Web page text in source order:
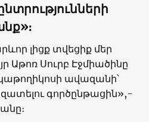
լիցք տվեցիք մեր
Աթոռ Սուրբ Էջմիածինը
ավազանի՝
գործընթացին»,-